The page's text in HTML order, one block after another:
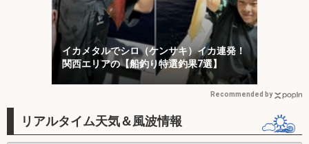
イカメタルでシロ（ケンサキ）イカ連発！
関西エリアの【船釣り特選釣果7選】
Recommended by
リアルタイム天気＆風波情報